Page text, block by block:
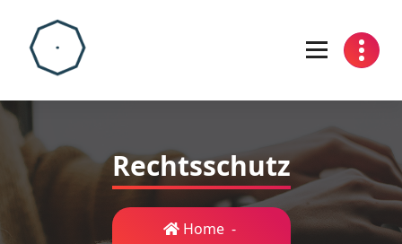
content
Rechtsschutz
Home-